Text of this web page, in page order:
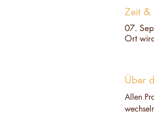
Zeit &
07.
Ort
Über
Allen